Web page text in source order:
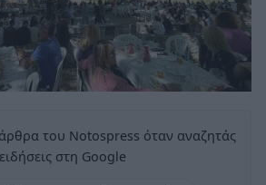
του Notospress όταν αναζητάς
ειδήσεις στη Google